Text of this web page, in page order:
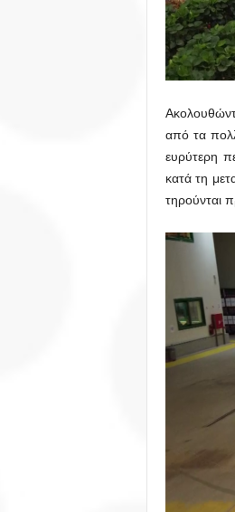
από τα
ευρύτερη
κατά τη
τηρούνται